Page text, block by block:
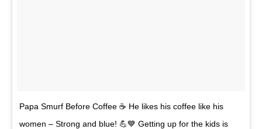
Papa Smurf Before Coffee ☕ He likes his coffee like his
women – Strong and blue! 💪💙 Getting up for the kids is